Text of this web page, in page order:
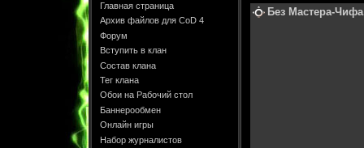
Главная страница
Архив файлов для CoD 4
Форум
Вступить в клан
Состав клана
Тег клана
Обои на Рабочий стол
Баннерообмен
Онлайн игры
Набор журналистов
Без Мастера-